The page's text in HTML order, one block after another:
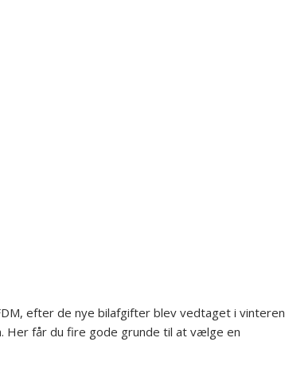
efter de nye bilafgifter blev vedtaget i vinteren
Her får du fire gode grunde til at vælge en